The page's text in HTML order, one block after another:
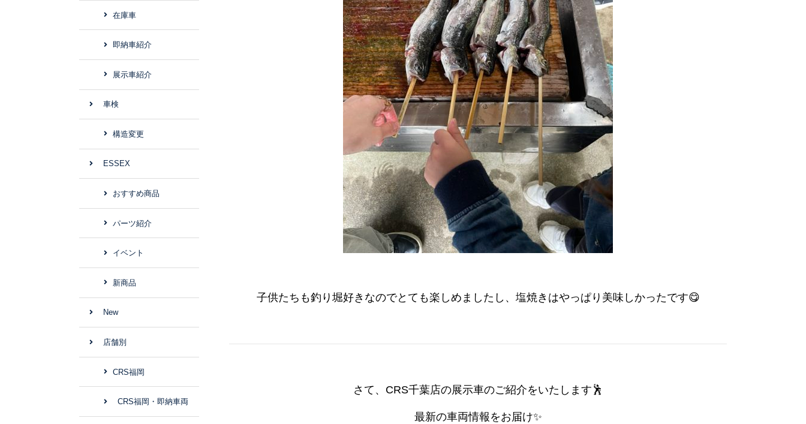
子供たちも釣り堀好きなのでとても楽しめましたし、塩焼きはやっぱり美味しかったです😋
さて、CRS千葉店の展示車のご紹介をいたします🕺
最新の車両情報をお届け✨
在庫車
即納車紹介
展示車紹介
車検
構造変更
ESSEX
おすすめ商品
パーツ紹介
イベント
新商品
New
店舗別
CRS福岡
CRS福岡・即納車両